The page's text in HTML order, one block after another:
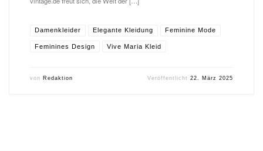
Damenkleider Elegante Kleidung Feminine Mode
Feminines Design Vive Maria Kleid
von Redaktion Veröffentlicht22. März 2025